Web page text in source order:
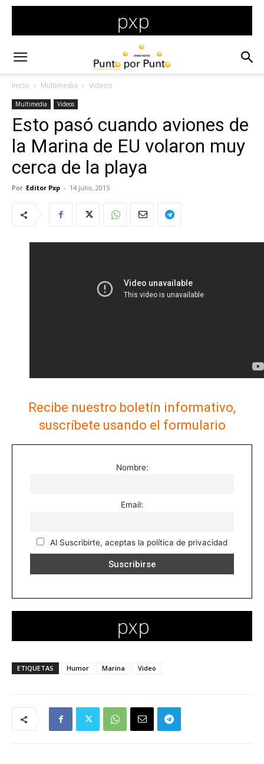
Inicio Multimedia Videos
Multimedia Videos
Esto pasó cuando aviones de
la Marina de EU volaron muy
cerca de la playa
Por Editor Pxp - 14 julio, 2015
Recibe nuestro boletín informativo,
suscríbete usando el formulario
Nombre:
Email:
Al Suscribirte, aceptas la política de privacidad
ETIQUETAS Humor Marina Video